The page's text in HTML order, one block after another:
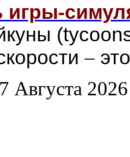
игры-
–
Августа 2026